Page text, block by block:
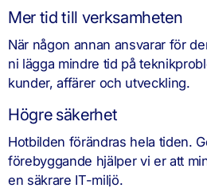
Mer tid till verksamheten
När någon annan ansvarar för
ni lägga mindre tid på
kunder, affärer och utveckling.
Högre säkerhet
Hotbilden förändras hela tiden.
förebyggande hjälper vi er att
en säkrare IT-miljö.